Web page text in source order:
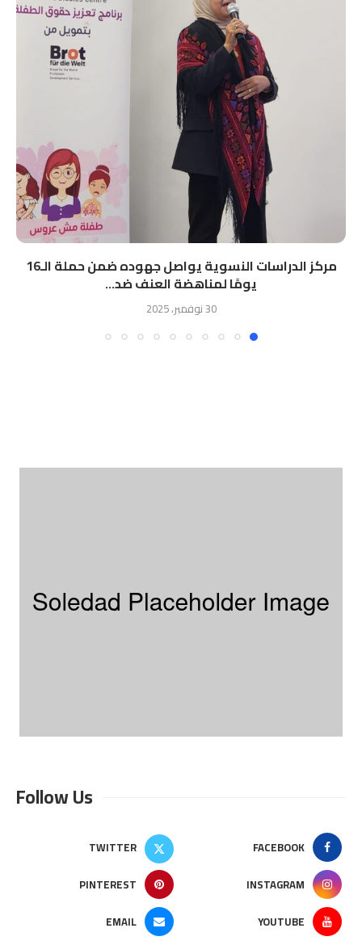
مركز الدراسات النسوية يواصل جهوده ضمن حملة الـ16
يومًا لمناهضة العنف ضد...
30 نوفمبر، 2025
Follow Us
FACEBOOK
TWITTER
INSTAGRAM
PINTEREST
YOUTUBE
EMAIL